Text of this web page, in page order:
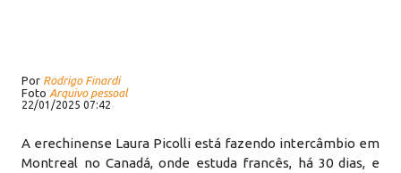
Por Rodrigo Finardi
Foto Arquivo pessoal
22/01/2025 07:42
A erechinense Laura Picolli está fazendo intercâmbio em
Montreal no Canadá, onde estuda francês, há 30 dias, e